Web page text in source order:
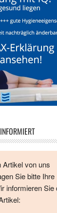
Artikel von uns
Sie bitte Ihre
informieren Sie